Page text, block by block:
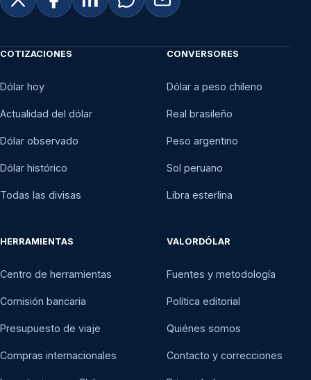
COTIZACIONES
Dólar hoy
Actualidad del dólar
Dólar observado
Dólar histórico
Todas las divisas
CONVERSORES
Dólar a peso chileno
Real brasileño
Peso argentino
Sol peruano
Libra esterlina
HERRAMIENTAS
Centro de herramientas
Comisión bancaria
Presupuesto de viaje
Compras internacionales
VALORDÓLAR
Fuentes y metodología
Política editorial
Quiénes somos
Contacto y correcciones